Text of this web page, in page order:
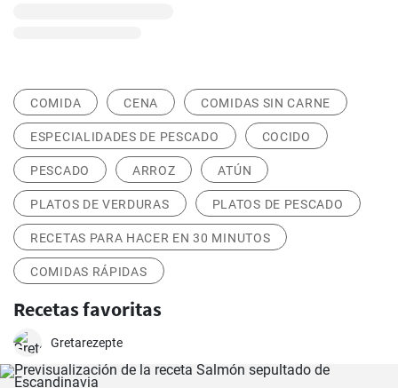
COMIDA CENA COMIDAS SIN CARNE
ESPECIALIDADES DE PESCADO COCIDO
PESCADO ARROZ ATÚN
PLATOS DE VERDURAS PLATOS DE PESCADO
RECETAS PARA HACER EN 30 MINUTOS
COMIDAS RÁPIDAS
Recetas favoritas
Gretarezepte